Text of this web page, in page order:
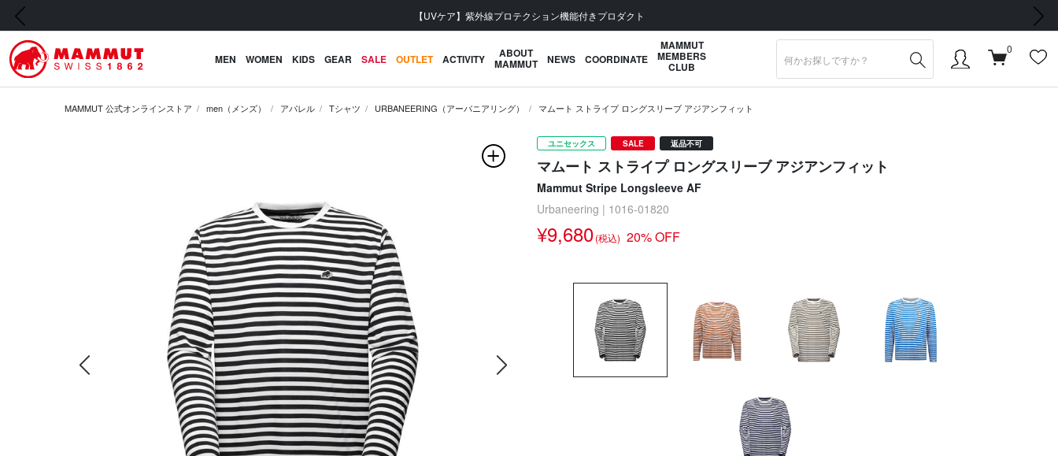
会員登録で【5,500円 (税込) 以上 送料無料】
前の画像 次の画像
MEN WOMEN KIDS GEAR SALE OUTLET ACTIVITY ABOUT
MAMMUT NEWS COORDINATE
MAMMUT
MEMBERS
CLUB
0
MAMMUT 公式オンラインストア men（メンズ） アパレル Tシャツ URBANEERING（アーバニアリング） マムート ストライプ ロングスリーブ アジアンフィット
ユニセックス SALE 返品不可
マムート ストライプ ロングスリーブ アジアンフィット
Mammut Stripe Longsleeve AF
Urbaneering | 1016-01820
¥9,680(税込) 20% OFF